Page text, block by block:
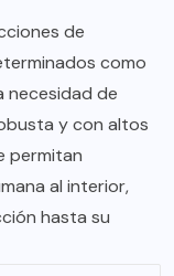
de
como
necesidad de
y con altos
permitan
al interior,
hasta su